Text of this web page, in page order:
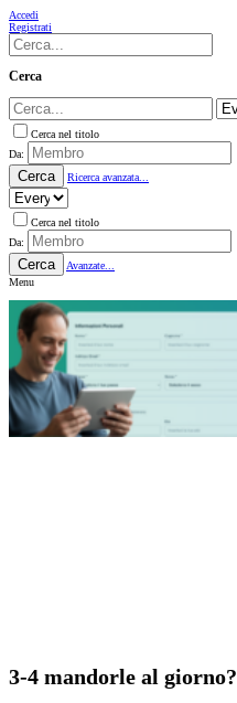
Accedi
Registrati
Cerca
Cerca nel titolo
Da:
Cerca Ricerca avanzata...
Cerca nel titolo
Da:
Cerca
Avanzate...
Menu
3-4 mandorle al giorno?